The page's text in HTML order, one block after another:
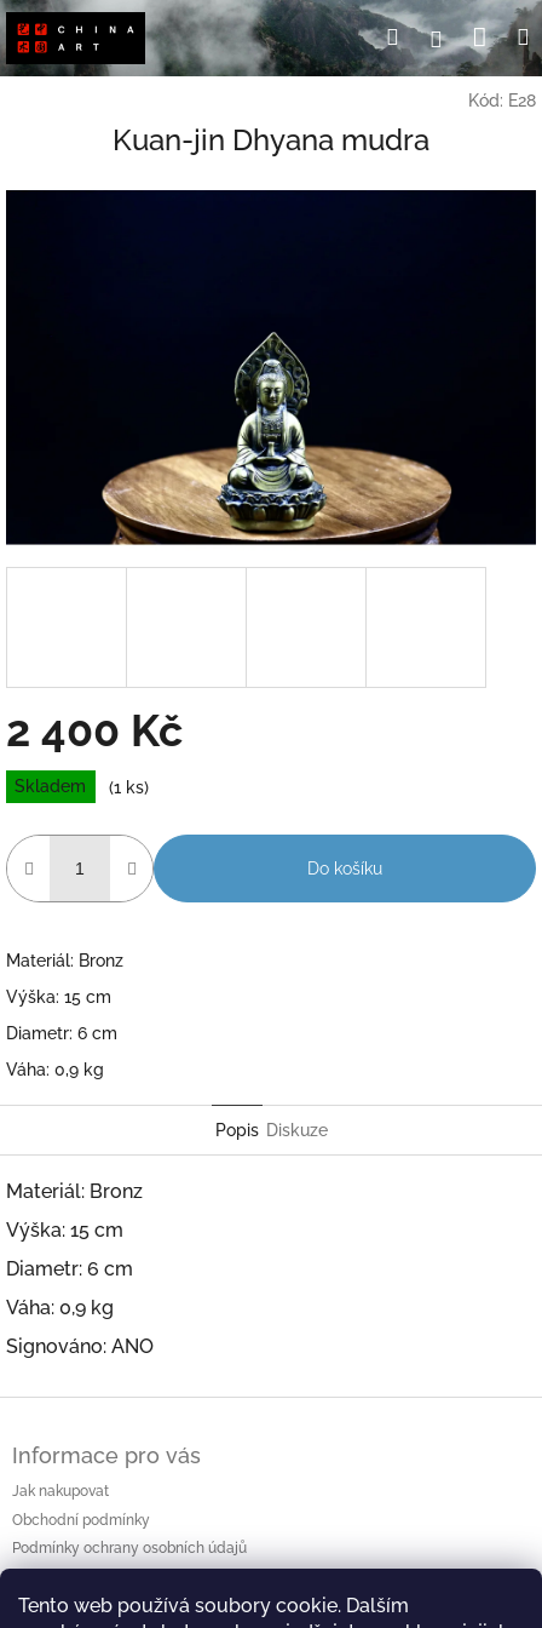
Tento web používá soubory cookie. Dalším
Přejít
na
obsah
HledatPřihlášení
Kód: E28
Kuan-jin Dhyana mudra
2 400 Kč
Měrná
cena:
Skladem (1 ks)
Do košíku
Materiál: Bronz
Výška: 15 cm
Diametr: 6 cm
Váha: 0,9 kg
Popis Diskuze
Materiál: Bronz
Výška: 15 cm
Diametr: 6 cm
Váha: 0,9 kg
Signováno: ANO
Informace pro vás
Jak nakupovat
Obchodní podmínky
Podmínky ochrany osobních údajů